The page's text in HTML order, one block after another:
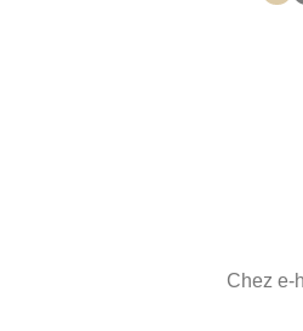
Chez e-